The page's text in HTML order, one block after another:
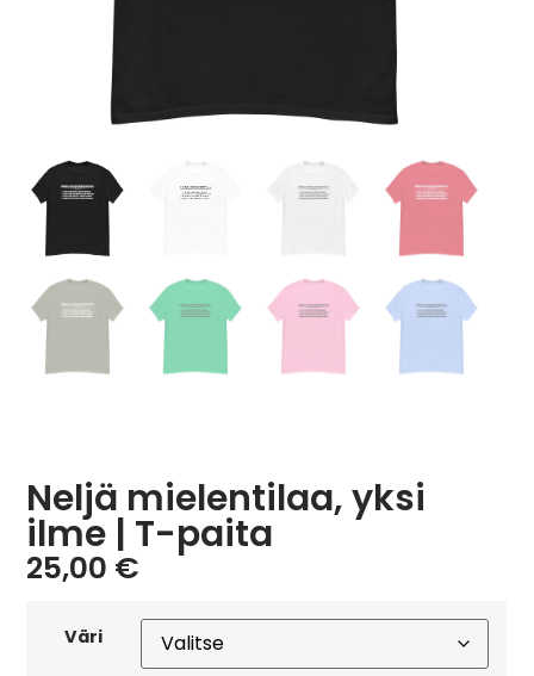
Neljä mielentilaa, yksi
ilme | T-paita
25,00 €
Väri